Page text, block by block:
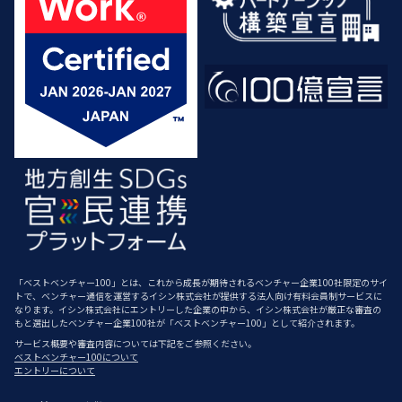
「ベストベンチャー100」とは、これから成長が期待されるベンチャー企業100社限定のサイ
トで、ベンチャー通信を運営するイシン株式会社が提供する法人向け有料会員制サービスに
なります。イシン株式会社にエントリーした企業の中から、イシン株式会社が厳正な審査の
もと選出したベンチャー企業100社が「ベストベンチャー100」として紹介されます。
サービス概要や審査内容については下記をご参照ください。
ベストベンチャー100について
エントリーについて